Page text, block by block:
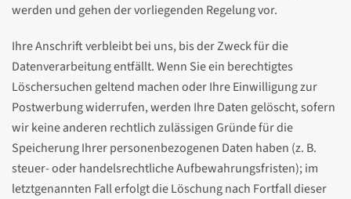
werden und gehen der vorliegenden Regelung vor.
Ihre Anschrift verbleibt bei uns, bis der Zweck für die
Datenverarbeitung entfällt. Wenn Sie ein berechtigtes
Löschersuchen geltend machen oder Ihre Einwilligung zur
Postwerbung widerrufen, werden Ihre Daten gelöscht, sofern
wir keine anderen rechtlich zulässigen Gründe für die
Speicherung Ihrer personenbezogenen Daten haben (z. B.
steuer- oder handelsrechtliche Aufbewahrungsfristen); im
letztgenannten Fall erfolgt die Löschung nach Fortfall dieser